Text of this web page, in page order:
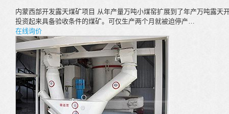
内蒙西部开发露天煤矿项目 从年产量万吨小煤窑扩展到了年产万吨露天
投资起来具备验收条件的煤矿。可仅生产两个月就被迫停产…
在线询价